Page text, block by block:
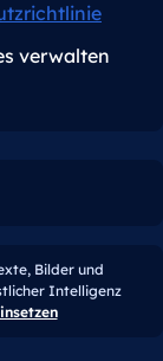
verwalten
Bilder und
Intelligenz